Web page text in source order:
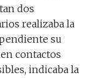
dos
realizaba la
su
contactos
indicaba la